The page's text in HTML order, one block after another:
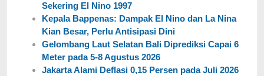
Sekering El Nino 1997
Kepala Bappenas: Dampak El Nino dan La Nina
Kian Besar, Perlu Antisipasi Dini
Gelombang Laut Selatan Bali Diprediksi Capai 6
Meter pada 5-8 Agustus 2026
Jakarta Alami Deflasi 0,15 Persen pada Juli 2026